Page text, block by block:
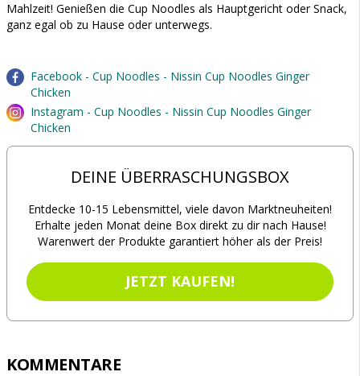
Mahlzeit! Genießen die Cup Noodles als Hauptgericht oder Snack,
ganz egal ob zu Hause oder unterwegs.
Facebook - Cup Noodles - Nissin Cup Noodles Ginger
Chicken
Instagram - Cup Noodles - Nissin Cup Noodles Ginger
Chicken
DEINE ÜBERRASCHUNGSBOX
Entdecke 10-15 Lebensmittel, viele davon Marktneuheiten!
Erhalte jeden Monat deine Box direkt zu dir nach Hause!
Warenwert der Produkte garantiert höher als der Preis!
JETZT KAUFEN!
KOMMENTARE